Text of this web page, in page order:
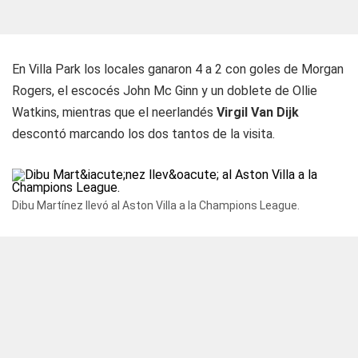
En Villa Park los locales ganaron 4 a 2 con goles de Morgan
Rogers, el escocés John Mc Ginn y un doblete de Ollie
Watkins, mientras que el neerlandés Virgil Van Dijk
descontó marcando los dos tantos de la visita.
Dibu Martínez llevó al Aston Villa a la Champions League.